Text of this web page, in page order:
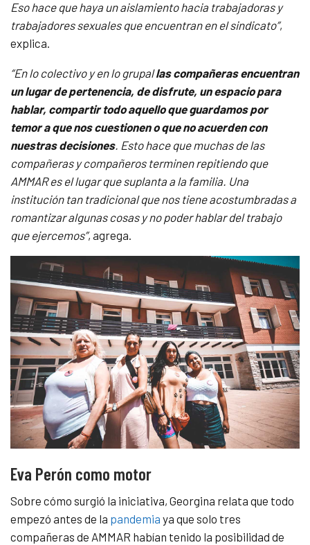
Eso hace que haya un aislamiento hacia trabajadoras y
trabajadores sexuales que encuentran en el sindicato”,
explica.
“En lo colectivo y en lo grupallascompañerasencuentran
un lugar de pertenencia, de disfrute, un espacio para
hablar, compartir todo aquello que guardamos por
temor a que nos cuestionen o que no acuerden con
nuestras decisiones. Esto hace que muchas de las
compañeras y compañeros terminen repitiendo que
AMMAR es el lugar que suplanta a la familia. Una
institución tan tradicional que nos tiene acostumbradas a
romantizar algunas cosas y no poder hablar del trabajo
que ejercemos”, agrega.
Eva Perón como motor
Sobre cómo surgió la iniciativa, Georgina relata que todo
empezó antes de la pandemia ya que solo tres
compañeras de AMMAR habían tenido la posibilidad de